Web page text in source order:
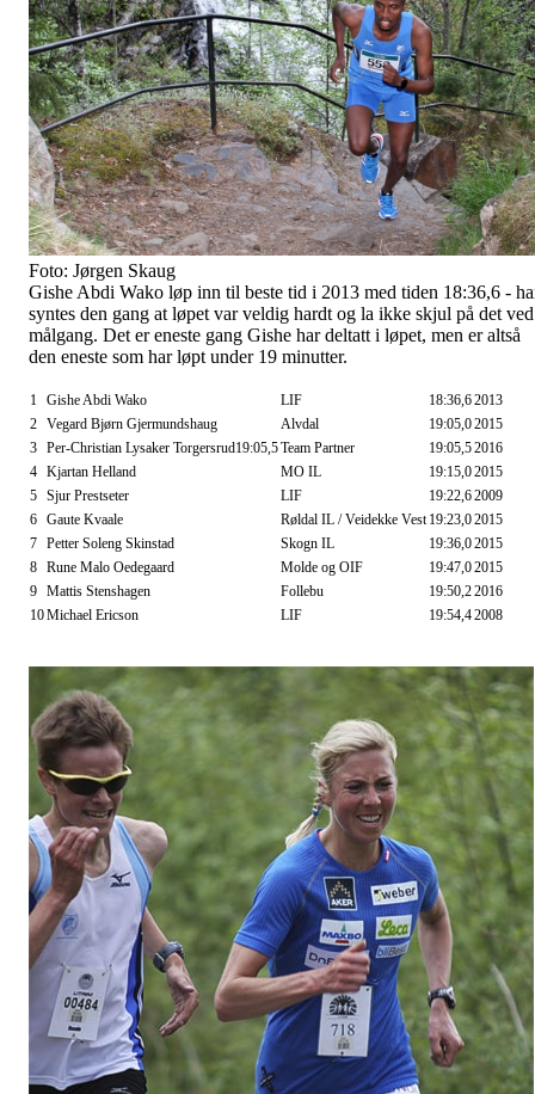
Foto: Jørgen Skaug
Gishe Abdi Wako løp inn til beste tid i 2013 med tiden 18:36,6 -
syntes den gang at løpet var veldig hardt og la ikke skjul på det ved
målgang. Det er eneste gang Gishe har deltatt i løpet, men er altså
den eneste som har løpt under 19 minutter.
1 Gishe Abdi Wako LIF 18:36,62013
2 Vegard Bjørn Gjermundshaug Alvdal 19:05,02015
3 Per-Christian Lysaker Torgersrud19:05,5Team Partner 19:05,52016
4 Kjartan Helland MO IL 19:15,02015
5 Sjur Prestseter LIF 19:22,62009
6 Gaute Kvaale Røldal IL / Veidekke Vest 19:23,02015
7 Petter Soleng Skinstad Skogn IL 19:36,02015
8 Rune Malo Oedegaard Molde og OIF 19:47,02015
9 Mattis Stenshagen Follebu 19:50,22016
10Michael Ericson LIF 19:54,42008